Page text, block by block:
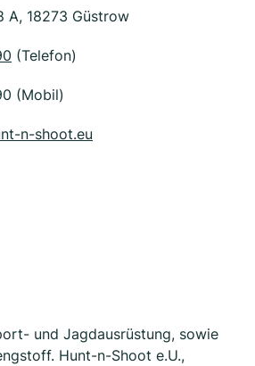
A, 18273 Güstrow
(Telefon)
(Mobil)
n-shoot.eu
und Jagdausrüstung, sowie
Hunt-n-Shoot e.U.,